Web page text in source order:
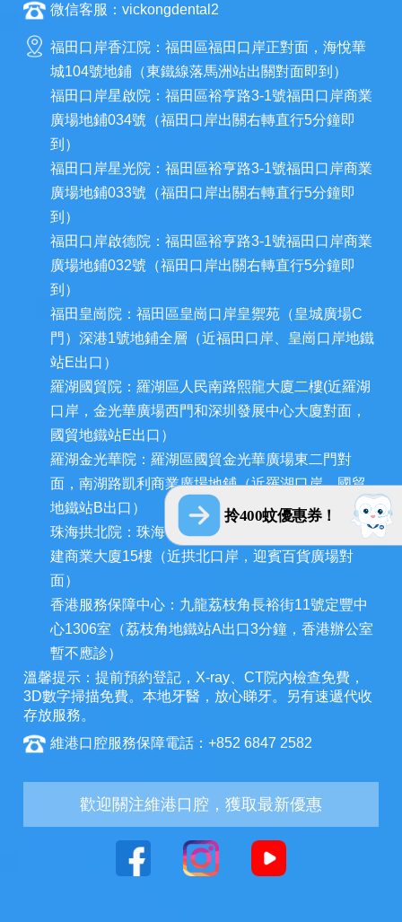
拎400蚊優惠券！
微信客服：vickongdental2
福田口岸香江院：福田區福田口岸正對面，海悅華
城104號地鋪（東鐵線落馬洲站出關對面即到）
福田口岸星啟院：福田區裕亨路3-1號福田口岸商業
廣場地鋪034號（福田口岸出關右轉直行5分鐘即
到）
福田口岸星光院：福田區裕亨路3-1號福田口岸商業
廣場地鋪033號（福田口岸出關右轉直行5分鐘即
到）
福田口岸啟德院：福田區裕亨路3-1號福田口岸商業
廣場地鋪032號（福田口岸出關右轉直行5分鐘即
到）
福田皇崗院：福田區皇崗口岸皇禦苑（皇城廣場C
門）深港1號地鋪全層（近福田口岸、皇崗口岸地鐵
站E出口）
羅湖國貿院：羅湖區人民南路熙龍大廈二樓(近羅湖
口岸，金光華廣場西門和深圳發展中心大廈對面，
國貿地鐵站E出口）
羅湖金光華院：羅湖區國貿金光華廣場東二門對
面，南湖路凱利商業廣場地鋪（近羅湖口岸、國貿
地鐵站B出口）
珠海拱北院：珠海市香洲區拱北迎賓南路1155號中
建商業大廈15樓（近拱北口岸，迎賓百貨廣場對
面）
香港服務保障中心：九龍荔枝角長裕街11號定豐中
心1306室（荔枝角地鐵站A出口3分鐘，香港辦公室
暫不應診）
溫馨提示：提前預約登記，X-ray、CT院內檢查免費，
3D數字掃描免費。本地牙醫，放心睇牙。另有速遞代收
存放服務。
維港口腔服務保障電話：+852 6847 2582
歡迎關注維港口腔，獲取最新優惠